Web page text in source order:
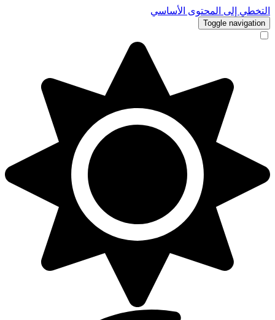
التخطي إلى المحتوى الأساسي
Toggle navigation